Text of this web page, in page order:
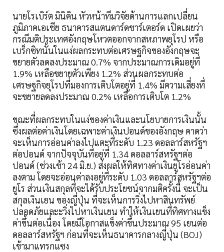
นายโรเบิร์ต มินิคิน หัวหน้าทีมวิจัยด้านการแลกเปลี่ยน
ภูมิภาคเอเชีย ธนาคารสแตนดาร์ดชาร์เตอร์ด เปิดเผยว่า
กรณีมติประเทศอังกฤษโหวตออกจากสหภาพยุโรป หรือ
เบร็กซิทนั้นในแง่ผลกระทบต่อเศรษฐกิจของอังกฤษจะ
ขยายตัวลดลงประมาณ 0.7% จากประมาณการเดิมอยู่ที่
1.9% เหลือขยายตัวเพียง 1.2% ส่วนผลกระทบต่อ
เศรษฐกิจยุโรปที่มองการเติบโตอยู่ที่ 1.4% มีความเสี่ยงที่
จะขยายลดลงประมาณ 0.2% เหลือการเติบโต 1.2%
ขณะที่ผลกระทบในแง่ของค่าเงินและนโยบายการเงินนั้น
ซึ่งผลต่อค่าเงินโดยเฉพาะค่าเงินปอนด์ของอังกฤษ คาดว่า
จะเห็นการอ่อนค่าลงไปแตะที่ระดับ 1.23 ดอลลาร์สหรัฐฯ
ต่อปอนด์ จากปัจจุบันที่อยู่ที่ 1.34 ดอลลาร์สหรัฐฯต่อ
ปอนด์ (ช่วงเช้า 24 มิ.ย.) ส่งผลให้ทิศทางค่าเงินยูโรอ่อนค่า
ลงตาม โดยจะอ่อนค่าลงอยู่ที่ระดับ 1.03 ดอลลาร์สหรัฐฯต่อ
ยูโร ส่วนเงินสกุลที่จะได้รับประโยชน์จากมติครั้งนี้ จะเป็น
สกุลเงินเยน ของญี่ปุ่น ที่จะเห็นการวิ่งไปหาสินทรัพย์
ปลอดภัยและะวิ่งไปหาเงินเยน ทำให้เงินเยนที่ทิศทางแข็ง
ค่าขึ้นต่อเนื่อง โดยมีโอกาสแข็งค่าขึ้นประมาณ 95 เยนต่อ
ดอลลาร์สหรัฐฯ ก่อนที่จะเห็นธนาคารกลางญี่ปุ่น (BOJ)
เข้ามาแทรกแซง